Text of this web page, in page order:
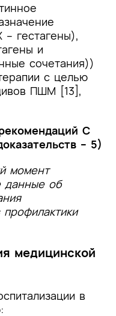
– гестагены),
и
сочетания))
с целью
ПШМ [13],
С
– 5)
момент
данные об
медицинской
в